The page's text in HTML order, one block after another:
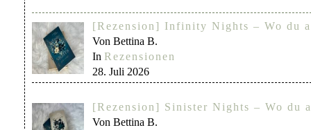
[Rezension] Infinity Nights – Wo du
Von Bettina B.
In Rezensionen
28. Juli 2026
[Rezension] Sinister Nights – Wo du
Von Bettina B.